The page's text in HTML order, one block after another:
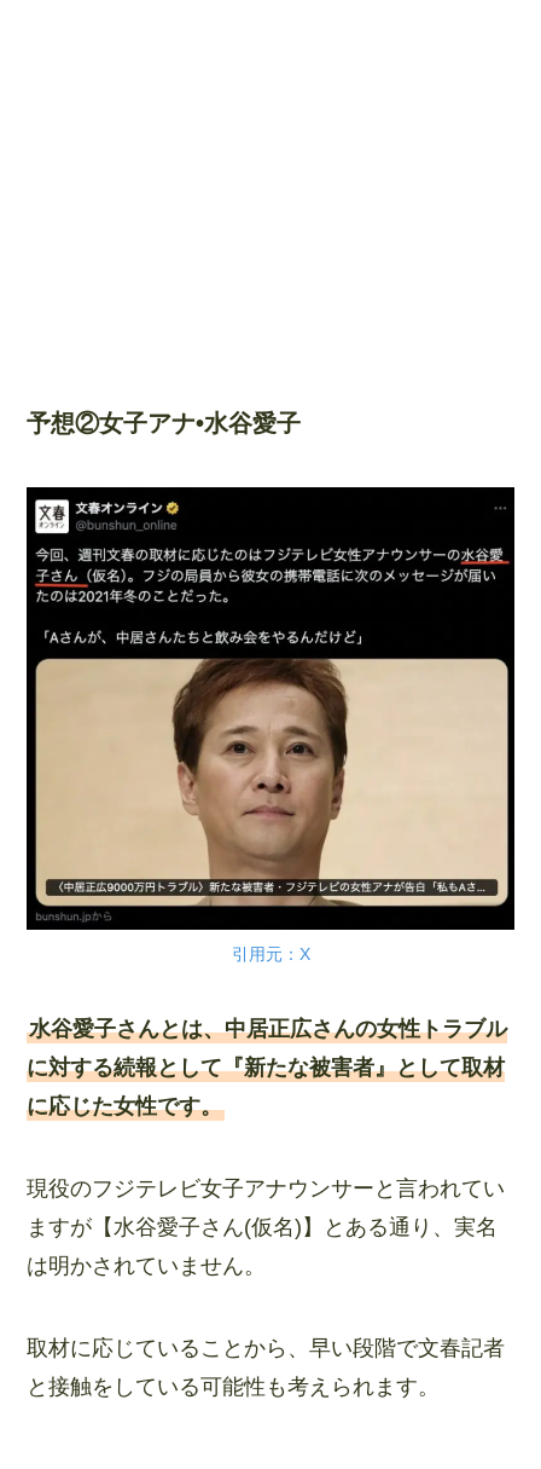
予想②女子アナ•水谷愛子
引用元：X
水谷愛子さんとは、中居正広さんの女性トラブル
に対する続報として『新たな被害者』として取材
に応じた女性です。
現役のフジテレビ女子アナウンサーと言われてい
ますが【水谷愛子さん(仮名)】とある通り、実名
は明かされていません。
取材に応じていることから、早い段階で文春記者
と接触をしている可能性も考えられます。